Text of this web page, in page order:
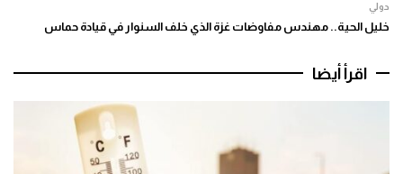
دولي
خليل الحية.. مهندس مفاوضات غزة الذي خلف السنوار في قيادة حماس
اقرأ أيضا